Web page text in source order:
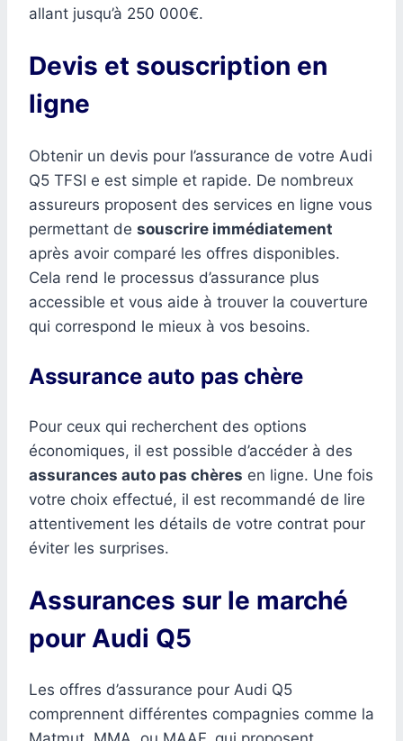
allant jusqu’à 250 000€.
Devis et souscription en
ligne
Obtenir un devis pour l’assurance de votre Audi
Q5 TFSI e est simple et rapide. De nombreux
assureurs proposent des services en ligne vous
permettant de souscrire immédiatement
après avoir comparé les offres disponibles.
Cela rend le processus d’assurance plus
accessible et vous aide à trouver la couverture
qui correspond le mieux à vos besoins.
Assurance auto pas chère
Pour ceux qui recherchent des options
économiques, il est possible d’accéder à des
assurances auto pas chères en ligne. Une fois
votre choix effectué, il est recommandé de lire
attentivement les détails de votre contrat pour
éviter les surprises.
Assurances sur le marché
pour Audi Q5
Les offres d’assurance pour Audi Q5
comprennent différentes compagnies comme la